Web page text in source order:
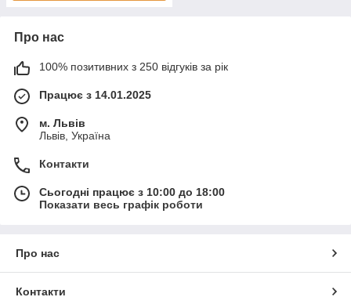
Про нас
100% позитивних з 250 відгуків за рік
Працює з 14.01.2025
м. Львів
Львів, Україна
Контакти
Сьогодні працює з 10:00 до 18:00
Показати весь графік роботи
Про нас
Контакти